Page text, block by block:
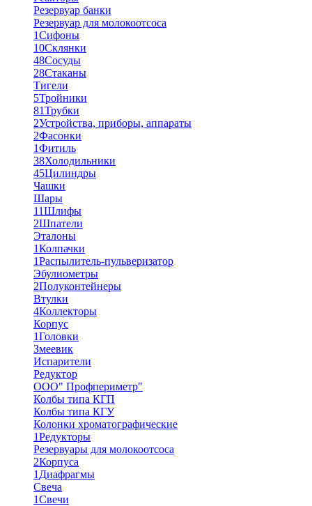
Резервуар банки
Резервуар для молокоотсоса
1Сифоны
10Склянки
48Сосуды
28Стаканы
Тигели
5Тройники
81Трубки
2Устройства, приборы, аппараты
2Фасонки
1Фитиль
38Холодильники
45Цилиндры
Чашки
Шары
11Шлифы
2Шпатели
Эталоны
1Колпачки
1Распылитель-пульверизатор
Эбулиометры
2Полуконтейнеры
Втулки
4Коллекторы
Корпус
1Головки
Змеевик
Испарители
Редуктор
ООО" Профпериметр"
Колбы типа КГП
Колбы типа КГУ
Колонки хроматографические
1Редукторы
Резервуары для молокоотсоса
2Корпуса
1 Диафрагмы
Свеча
1Свечи